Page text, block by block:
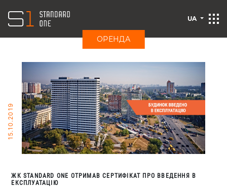
ОРЕНДА
UA
15.10.2019
ЖК STANDARD ONE ОТРИМАВ СЕРТИФІКАТ ПРО ВВЕДЕННЯ В
ЕКСПЛУАТАЦІЮ